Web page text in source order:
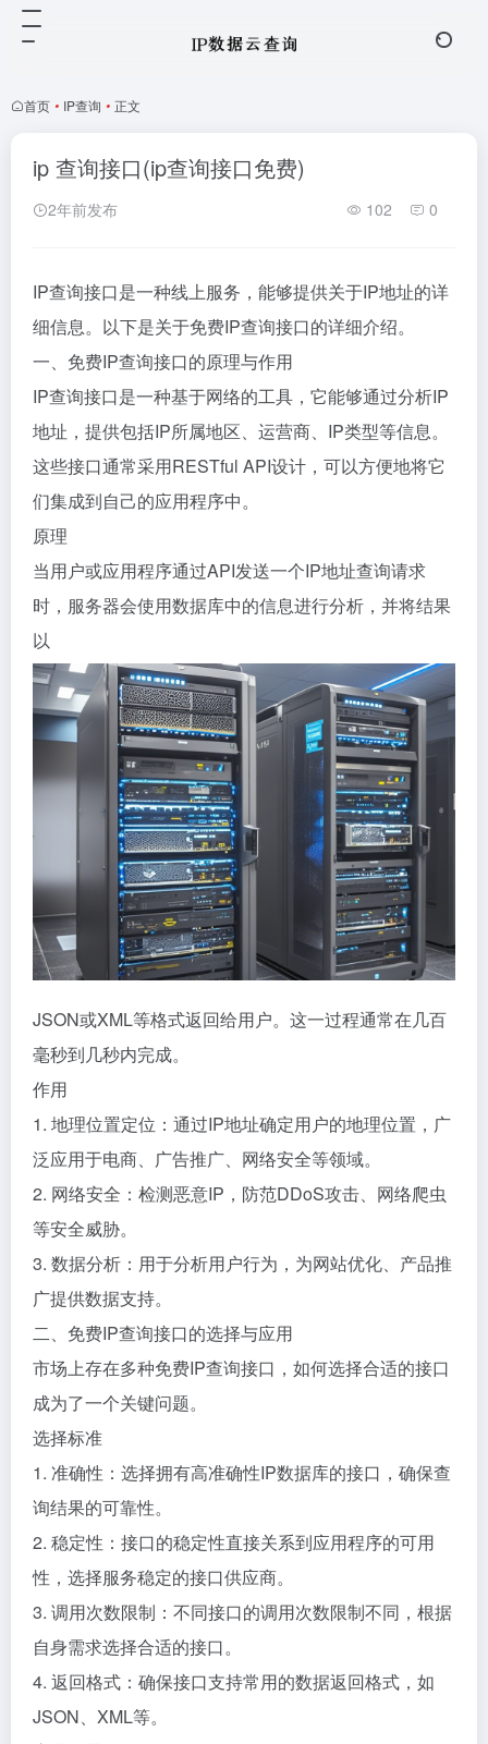
首页 • IP查询 • 正文
ip 查询接口(ip查询接口免费)
2年前发布 102 0
IP查询接口是一种线上服务，能够提供关于IP地址的详
细信息。以下是关于免费IP查询接口的详细介绍。
一、免费IP查询接口的原理与作用
IP查询接口是一种基于网络的工具，它能够通过分析IP
地址，提供包括IP所属地区、运营商、IP类型等信息。
这些接口通常采用RESTful API设计，可以方便地将它
们集成到自己的应用程序中。
原理
当用户或应用程序通过API发送一个IP地址查询请求
时，服务器会使用数据库中的信息进行分析，并将结果
以
JSON或XML等格式返回给用户。这一过程通常在几百
毫秒到几秒内完成。
作用
1. 地理位置定位：通过IP地址确定用户的地理位置，广
泛应用于电商、广告推广、网络安全等领域。
2. 网络安全：检测恶意IP，防范DDoS攻击、网络爬虫
等安全威胁。
3. 数据分析：用于分析用户行为，为网站优化、产品推
广提供数据支持。
二、免费IP查询接口的选择与应用
市场上存在多种免费IP查询接口，如何选择合适的接口
成为了一个关键问题。
选择标准
1. 准确性：选择拥有高准确性IP数据库的接口，确保查
询结果的可靠性。
2. 稳定性：接口的稳定性直接关系到应用程序的可用
性，选择服务稳定的接口供应商。
3. 调用次数限制：不同接口的调用次数限制不同，根据
自身需求选择合适的接口。
4. 返回格式：确保接口支持常用的数据返回格式，如
JSON、XML等。